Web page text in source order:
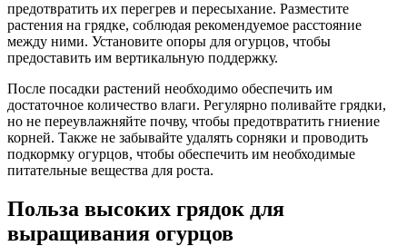
предотвратить их перегрев и пересыхание. Разместите
растения на грядке, соблюдая рекомендуемое расстояние
между ними. Установите опоры для огурцов, чтобы
предоставить им вертикальную поддержку.
После посадки растений необходимо обеспечить им
достаточное количество влаги. Регулярно поливайте грядки,
но не переувлажняйте почву, чтобы предотвратить гниение
корней. Также не забывайте удалять сорняки и проводить
подкормку огурцов, чтобы обеспечить им необходимые
питательные вещества для роста.
Польза высоких грядок для
выращивания огурцов